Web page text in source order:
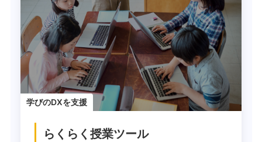
学びのDXを支援
らくらく授業ツール